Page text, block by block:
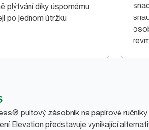
plýtvání díky úspornému
po jednom útržku
pultový zásobník na papírové ručníky
Elevation představuje vynikající